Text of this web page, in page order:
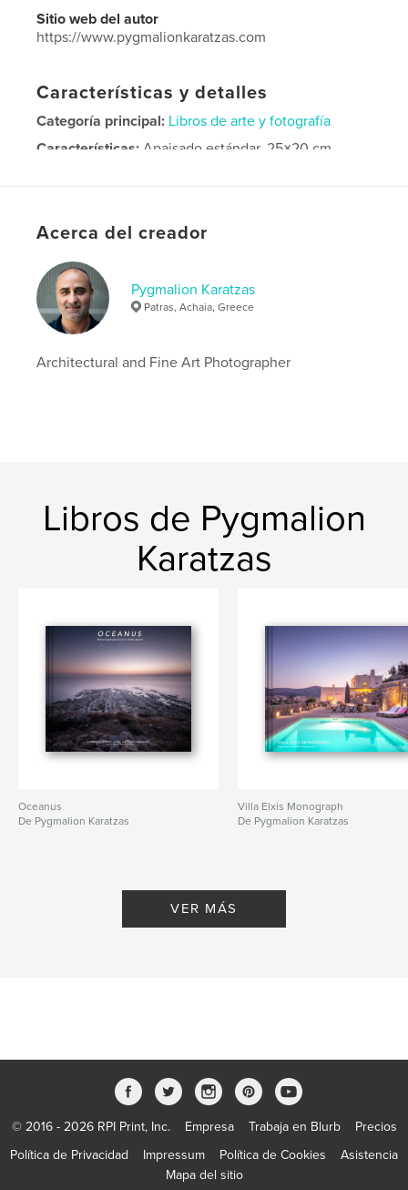
Sitio web del autor
https://www.pygmalionkaratzas.com
Características y detalles
Categoría principal: Libros de arte y fotografía
Características: Apaisado estándar, 25×20 cm
fineart ,
Acerca del creador
Pygmalion Karatzas
Patras, Achaia, Greece
Architectural and Fine Art Photographer
Libros de Pygmalion
Karatzas
Oceanus
De Pygmalion Karatzas
Villa Elxis Monograph
De Pygmalion Karatzas
VER MÁS
© 2016 - 2026 RPI Print, Inc. Empresa Trabaja en Blurb
Precios
Política de Privacidad
Impressum Política de Cookies
Asistencia
Mapa del sitio